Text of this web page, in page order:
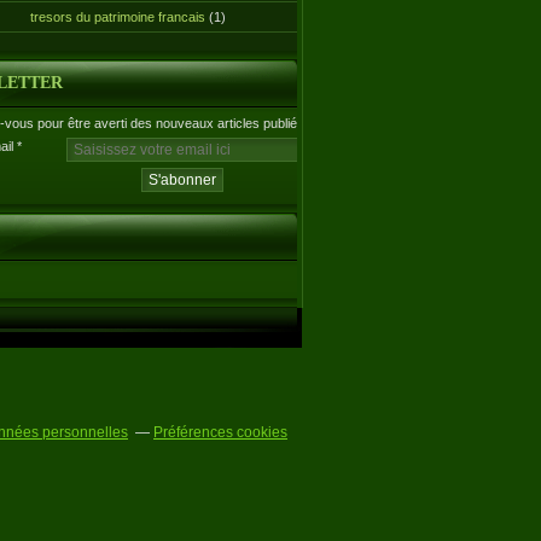
tresors du patrimoine francais (1)
vous pour être averti des nouveaux articles publiés.
personnelles Préférences cookies